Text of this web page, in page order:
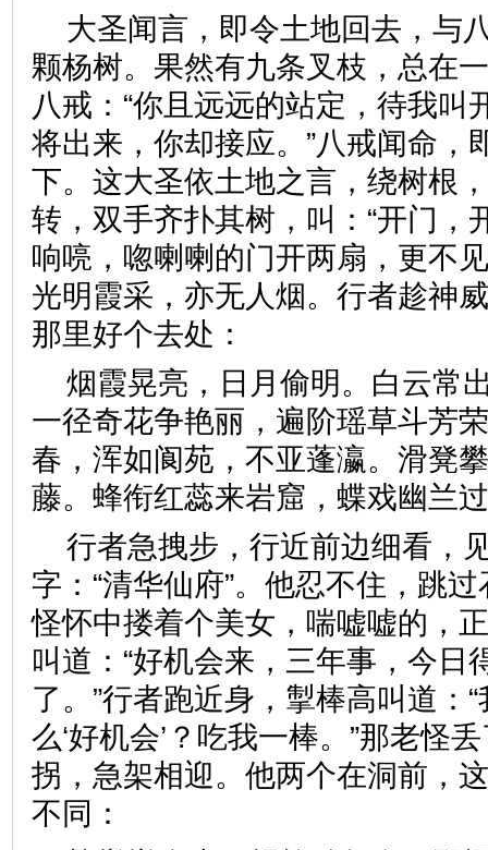
大圣闻言，即令土地回去，与
颗杨树。果然有九条叉枝，总在
八戒：“你且远远的站定，待我叫
将出来，你却接应。”八戒闻命，
下。这大圣依土地之言，绕树根
转，双手齐扑其树，叫：“开门，
响喨，唿喇喇的门开两扇，更不
光明霞采，亦无人烟。行者趁神
那里好个去处：
烟霞晃亮，日月偷明。白云常
一径奇花争艳丽，遍阶瑶草斗芳
春，浑如阆苑，不亚蓬瀛。滑凳
藤。蜂衔红蕊来岩窟，蝶戏
行者急拽步，行近前边细看，
字：“清华仙府”。他忍不住，跳
怪怀中搂着个美女，喘嘘嘘的，
叫道：“好机会来，三年事，今日
了。”行者跑近身，掣棒高叫道：
么‘好机会’？吃我一棒。”那老怪
拐，急架相迎。他两个在洞前，
不同：